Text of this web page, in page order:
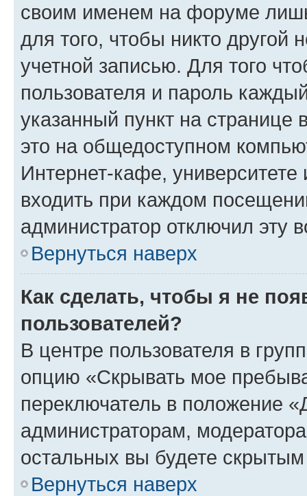
своим именем на форуме
для того, чтобы никто другой
учетной записью. Для того
пользователя и пароль
указанный пункт на
это на общедоступном
Интернет-кафе, университете
входить при каждом
администратор отключил эту
Вернуться наверх
Как сделать, чтобы я не
пользователей?
В центре пользователя в
опцию «Скрывать мое
переключатель в положение
администраторам,
остальных вы будете
Вернуться наверх